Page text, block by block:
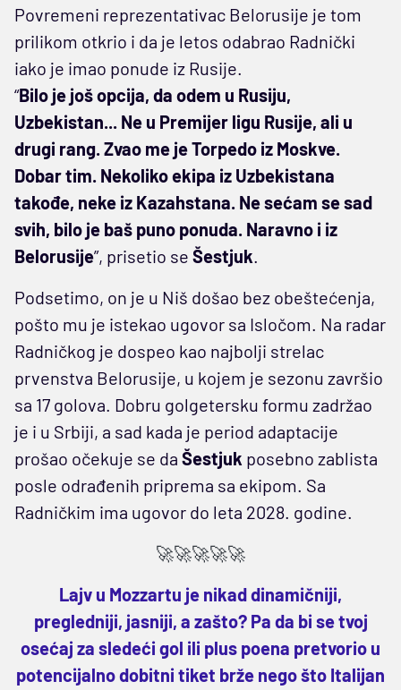
Povremeni reprezentativac Belorusije je tom
prilikom otkrio i da je letos odabrao Radnički
iako je imao ponude iz Rusije.
“Bilo je još opcija, da odem u Rusiju,
Uzbekistan... Ne u Premijer ligu Rusije, ali u
drugi rang. Zvao me je Torpedo iz Moskve.
Dobar tim. Nekoliko ekipa iz Uzbekistana
takođe, neke iz Kazahstana. Ne sećam se sad
svih, bilo je baš puno ponuda. Naravno i iz
Belorusije”, prisetio se Šestjuk.
Podsetimo, on je u Niš došao bez obeštećenja,
pošto mu je istekao ugovor sa Isločom. Na radar
Radničkog je dospeo kao najbolji strelac
prvenstva Belorusije, u kojem je sezonu završio
sa 17 golova. Dobru golgetersku formu zadržao
je i u Srbiji, a sad kada je period adaptacije
prošao očekuje se da Šestjuk posebno zablista
posle odrađenih priprema sa ekipom. Sa
Radničkim ima ugovor do leta 2028. godine.
🚀🚀🚀🚀🚀
Lajv u Mozzartu je nikad dinamičniji,
pregledniji, jasniji, a zašto? Pa da bi se tvoj
osećaj za sledeći gol ili plus poena pretvorio u
potencijalno dobitni tiket brže nego što Italijan